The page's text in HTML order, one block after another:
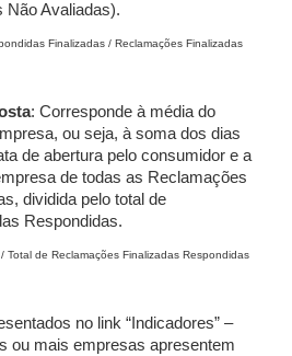
Não Avaliadas).
Finalizadas / Reclamações Finalizadas
: Corresponde à média do
ou seja, à soma dos dias
de abertura pelo consumidor e a
de todas as Reclamações
dividida pelo total de
Respondidas.
Total de Reclamações Finalizadas Respondidas
no link “Indicadores” –
ou mais empresas apresentem